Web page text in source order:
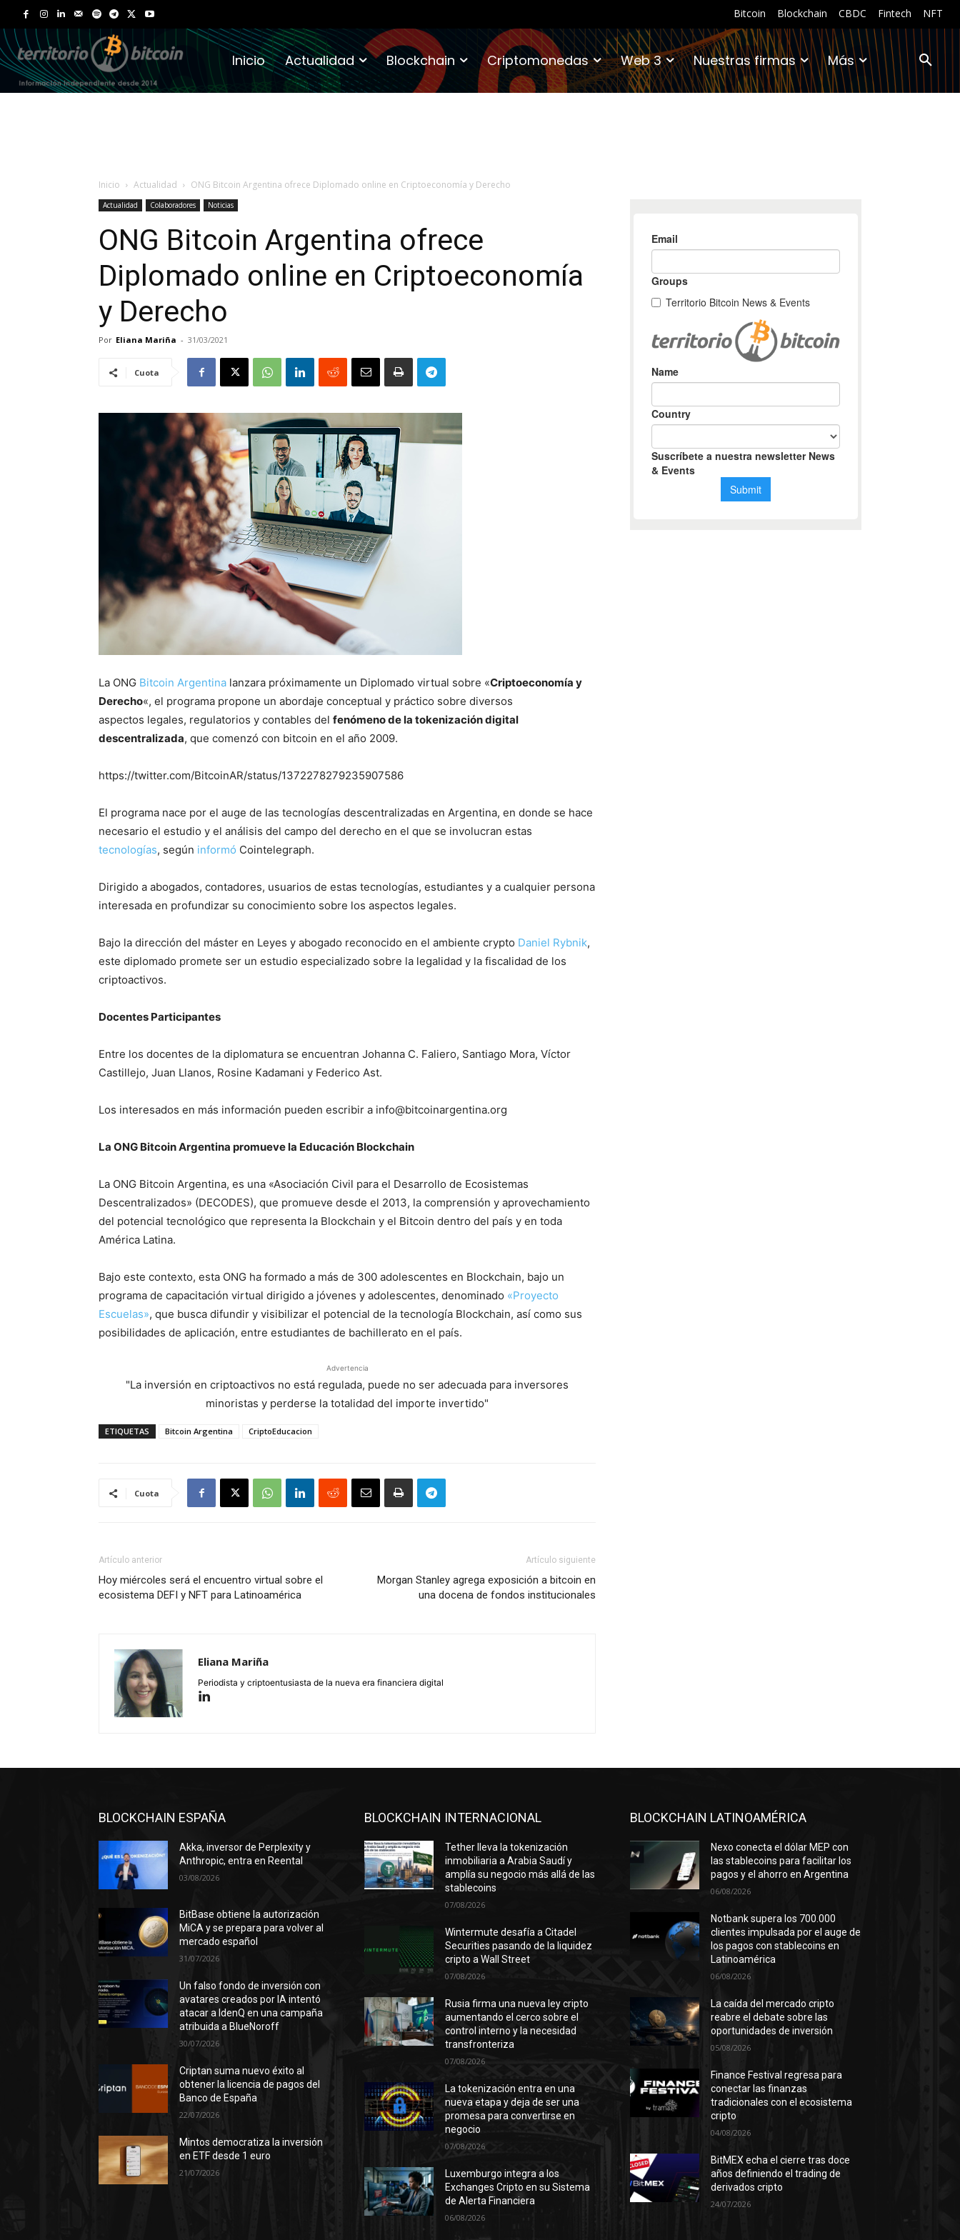
Bitcoin Blockchain CBDC Fintech NFT
Inicio Actualidad Blockchain Criptomonedas Web 3 Nuestras firmas Más
Inicio Actualidad ONG Bitcoin Argentina ofrece Diplomado online en Criptoeconomía y Derecho
Actualidad Colaboradores Noticias
ONG Bitcoin Argentina ofrece
Diplomado online en Criptoeconomía
y Derecho
Por Eliana Mariña - 31/03/2021
Cuota
La ONG Bitcoin Argentina lanzara próximamente un Diplomado virtual sobre «Criptoeconomía y
Derecho«, el programa propone un abordaje conceptual y práctico sobre diversos
aspectos legales, regulatorios y contables del fenómeno de la tokenización digital
descentralizada, que comenzó con bitcoin en el año 2009.
https://twitter.com/BitcoinAR/status/1372278279235907586
El programa nace por el auge de las tecnologías descentralizadas en Argentina, en donde se hace
necesario el estudio y el análisis del campo del derecho en el que se involucran estas
tecnologías, según informó Cointelegraph.
Dirigido a abogados, contadores, usuarios de estas tecnologías, estudiantes y a cualquier persona
interesada en profundizar su conocimiento sobre los aspectos legales.
Bajo la dirección del máster en Leyes y abogado reconocido en el ambiente crypto Daniel Rybnik,
este diplomado promete ser un estudio especializado sobre la legalidad y la fiscalidad de los
criptoactivos.
Docentes Participantes
Entre los docentes de la diplomatura se encuentran Johanna C. Faliero, Santiago Mora, Víctor
Castillejo, Juan Llanos, Rosine Kadamani y Federico Ast.
Los interesados en más información pueden escribir a info@bitcoinargentina.org
La ONG Bitcoin Argentina promueve la Educación Blockchain
La ONG Bitcoin Argentina, es una «Asociación Civil para el Desarrollo de Ecosistemas
Descentralizados» (DECODES), que promueve desde el 2013, la comprensión y aprovechamiento
del potencial tecnológico que representa la Blockchain y el Bitcoin dentro del país y en toda
América Latina.
Bajo este contexto, esta ONG ha formado a más de 300 adolescentes en Blockchain, bajo un
programa de capacitación virtual dirigido a jóvenes y adolescentes, denominado «Proyecto
Escuelas», que busca difundir y visibilizar el potencial de la tecnología Blockchain, así como sus
posibilidades de aplicación, entre estudiantes de bachillerato en el país.
Advertencia
"La inversión en criptoactivos no está regulada, puede no ser adecuada para inversores
minoristas y perderse la totalidad del importe invertido"
ETIQUETAS Bitcoin Argentina CriptoEducacion
Cuota
Artículo anterior
Hoy miércoles será el encuentro virtual sobre el
ecosistema DEFI y NFT para Latinoamérica
Artículo siguiente
Morgan Stanley agrega exposición a bitcoin en
una docena de fondos institucionales
Eliana Mariña
Periodista y criptoentusiasta de la nueva era financiera digital
BLOCKCHAIN ESPAÑA
Akka, inversor de Perplexity y
Anthropic, entra en Reental
03/08/2026
BitBase obtiene la autorización
MiCA y se prepara para volver al
mercado español
31/07/2026
Un falso fondo de inversión con
avatares creados por IA intentó
atacar a IdenQ en una campaña
atribuida a BlueNoroff
30/07/2026
Criptan suma nuevo éxito al
obtener la licencia de pagos del
Banco de España
22/07/2026
Mintos democratiza la inversión
en ETF desde 1 euro
21/07/2026
BLOCKCHAIN INTERNACIONAL
Tether lleva la tokenización
inmobiliaria a Arabia Saudí y
amplía su negocio más allá de las
stablecoins
07/08/2026
Wintermute desafía a Citadel
Securities pasando de la liquidez
cripto a Wall Street
07/08/2026
Rusia firma una nueva ley cripto
aumentando el cerco sobre el
control interno y la necesidad
transfronteriza
07/08/2026
La tokenización entra en una
nueva etapa y deja de ser una
promesa para convertirse en
negocio
07/08/2026
Luxemburgo integra a los
Exchanges Cripto en su Sistema
de Alerta Financiera
06/08/2026
BLOCKCHAIN LATINOAMÉRICA
Nexo conecta el dólar MEP con
las stablecoins para facilitar los
pagos y el ahorro en Argentina
06/08/2026
Notbank supera los 700.000
clientes impulsada por el auge de
los pagos con stablecoins en
Latinoamérica
06/08/2026
La caída del mercado cripto
reabre el debate sobre las
oportunidades de inversión
05/08/2026
Finance Festival regresa para
conectar las finanzas
tradicionales con el ecosistema
cripto
04/08/2026
BitMEX echa el cierre tras doce
años definiendo el trading de
derivados cripto
24/07/2026